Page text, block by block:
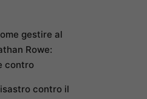
gestire al
Rowe:
contro
contro il